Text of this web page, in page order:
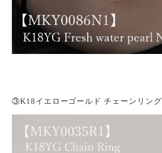
③K18 イエローゴールド チェーンリング